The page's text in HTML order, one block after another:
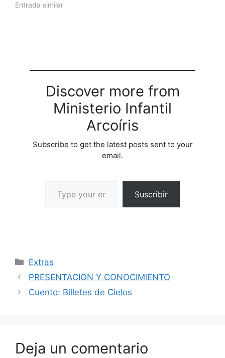
Entrada similar
Discover more from
Ministerio Infantil
Arcoíris
Subscribe to get the latest posts sent to your
email.
Suscribir
Extras
PRESENTACION Y CONOCIMlENTO
Cuento: Billetes de Cielos
Deja un comentario